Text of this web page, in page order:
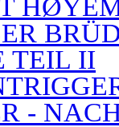
TEIL II
-